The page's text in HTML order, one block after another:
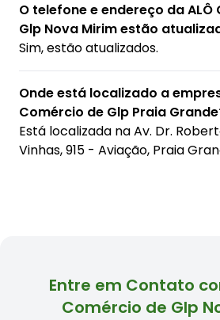
O telefone e endereço da
Glp Nova Mirim estão
Sim, estão atualizados.
Onde está localizado a
Comércio de Glp Praia
Está localizada naAv. Dr.
Vinhas, 915 - Aviação, Praia
Entre em Contato
Comércio de Glp